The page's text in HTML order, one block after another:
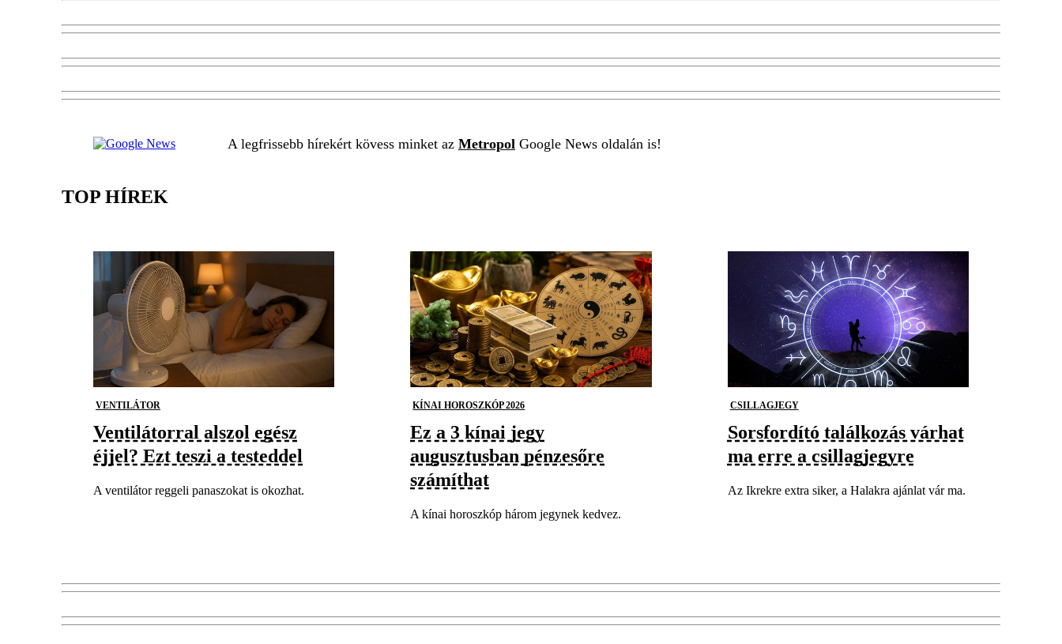
A legfrissebb hírekért kövess minket az Metropol Google News oldalán is!
TOP HÍREK
VENTILÁTOR
Ventilátorral alszol egész
éjjel? Ezt teszi a testeddel
A ventilátor reggeli panaszokat is okozhat.
KÍNAI HOROSZKÓP 2026
Ez a 3 kínai jegy
augusztusban pénzesőre
számíthat
A kínai horoszkóp három jegynek kedvez.
CSILLAGJEGY
Sorsfordító találkozás várhat
ma erre a csillagjegyre
Az Ikrekre extra siker, a Halakra ajánlat vár ma.